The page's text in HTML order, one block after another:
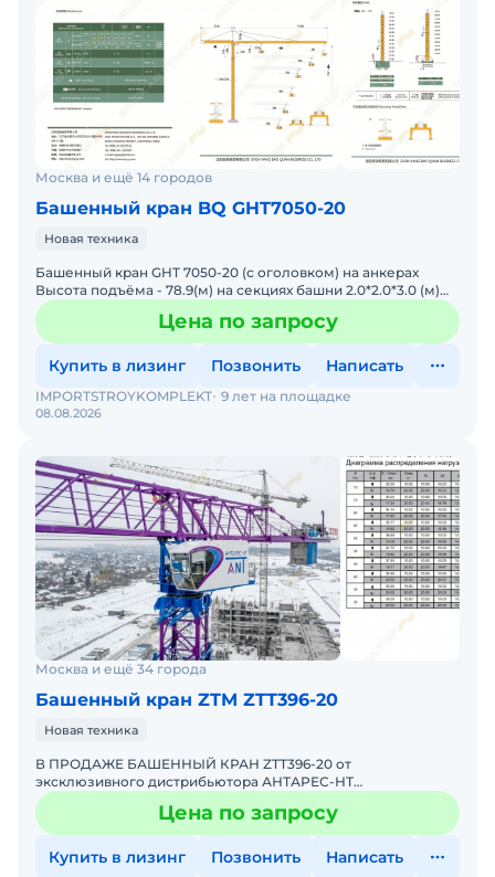
Москва и ещё 14 городов
Башенный кран BQ GHT7050-20
Новая техника
Башенный кран GHT 7050-20 (с оголовком) на анкерах
Высота подъёма - 78.9(м) на секциях башни 2.0*2.0*3.0 (м)
L68А1 Максимальный вылет стрелы - 70(м) Максимал
Цена по запросу
Купить в лизинг Позвонить Написать
08.08.2026
IMPORTSTROYKOMPLEKT 9 лет на площадке
Москва и ещё 34 города
Башенный кран ZTM ZTT396-20
Новая техника
В ПРОДАЖЕ БАШЕННЫЙ КРАН ZTT396-20 от
эксклюзивного дистрибьютора АНТАРЕС-НТ
Комплектация крана ZTT396-20 включает
интеллектуальную систему безопасности, координ
Цена по запросу
Купить в лизинг Позвонить Написать